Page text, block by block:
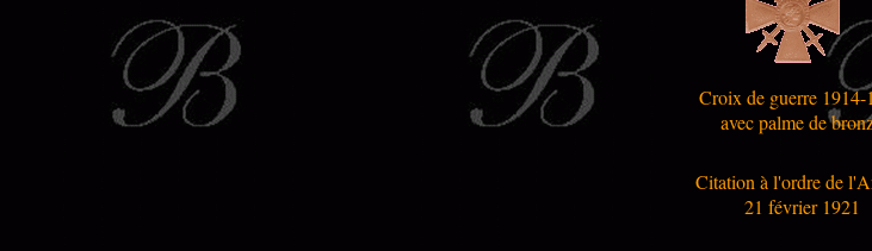
Croix de guerre 1914-
avec palme de
Citation à l'ordre de
21 février 1921